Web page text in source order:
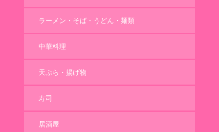
ラーメン・そば・うどん・麺類
中華料理
天ぷら・揚げ物
寿司
居酒屋